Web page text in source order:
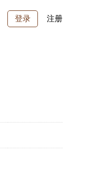
登录 注册